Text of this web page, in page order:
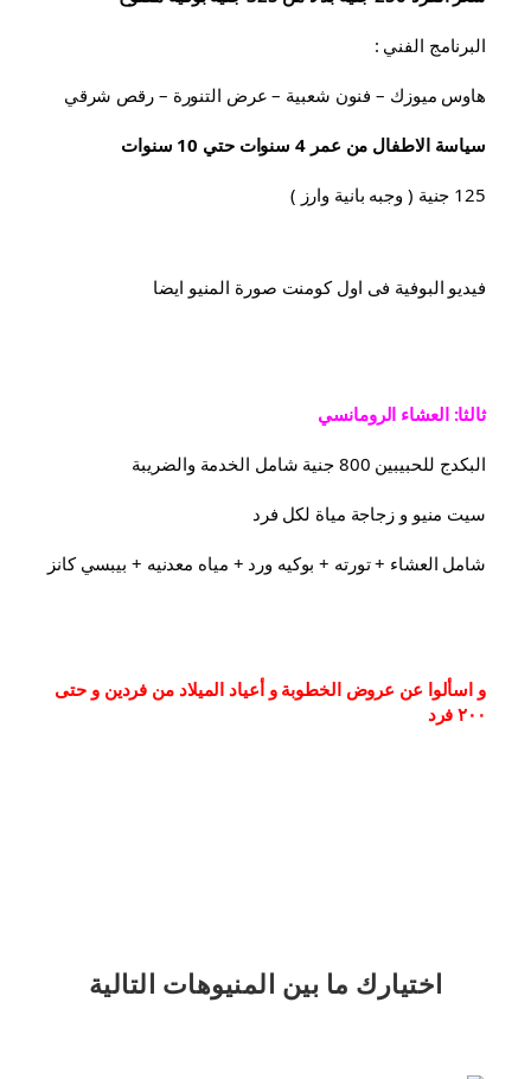
البرنامج الفني :
هاوس ميوزك – فنون شعبية – عرض التنورة – رقص شرقي
سياسة الاطفال من عمر 4 سنوات حتي 10 سنوات
125 جنية ( وجبه بانية وارز )
فيديو البوفية فى اول كومنت صورة المنيو ايضا
ثالثا: العشاء الرومانسي
البكدج للحبيبين 800 جنية شامل الخدمة والضريبة
سيت منيو و زجاجة مياة لكل فرد
شامل العشاء⁦⁩ + تورته + بوكيه ورد + مياه معدنيه + بيبسي كانز
٢٠٠ فرد
اختيارك ما بين المنيوهات التالية